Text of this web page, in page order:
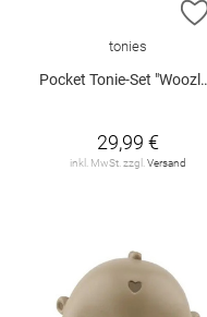
tonies
Pocket Tonie-Set "Woozle Goozle"
29,99 €
inkl. MwSt. zzgl. Versand